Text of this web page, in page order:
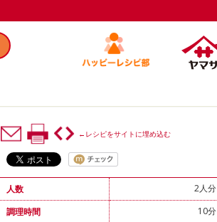
←レシピをサイトに埋め込む
人数
2人分
調理時間
10分